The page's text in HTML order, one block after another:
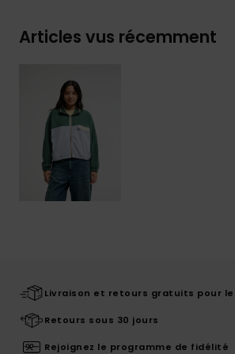
Articles vus récemment
Livraison et retours gratuits pour
Retours sous 30 jours
Rejoignez le programme de fidélité